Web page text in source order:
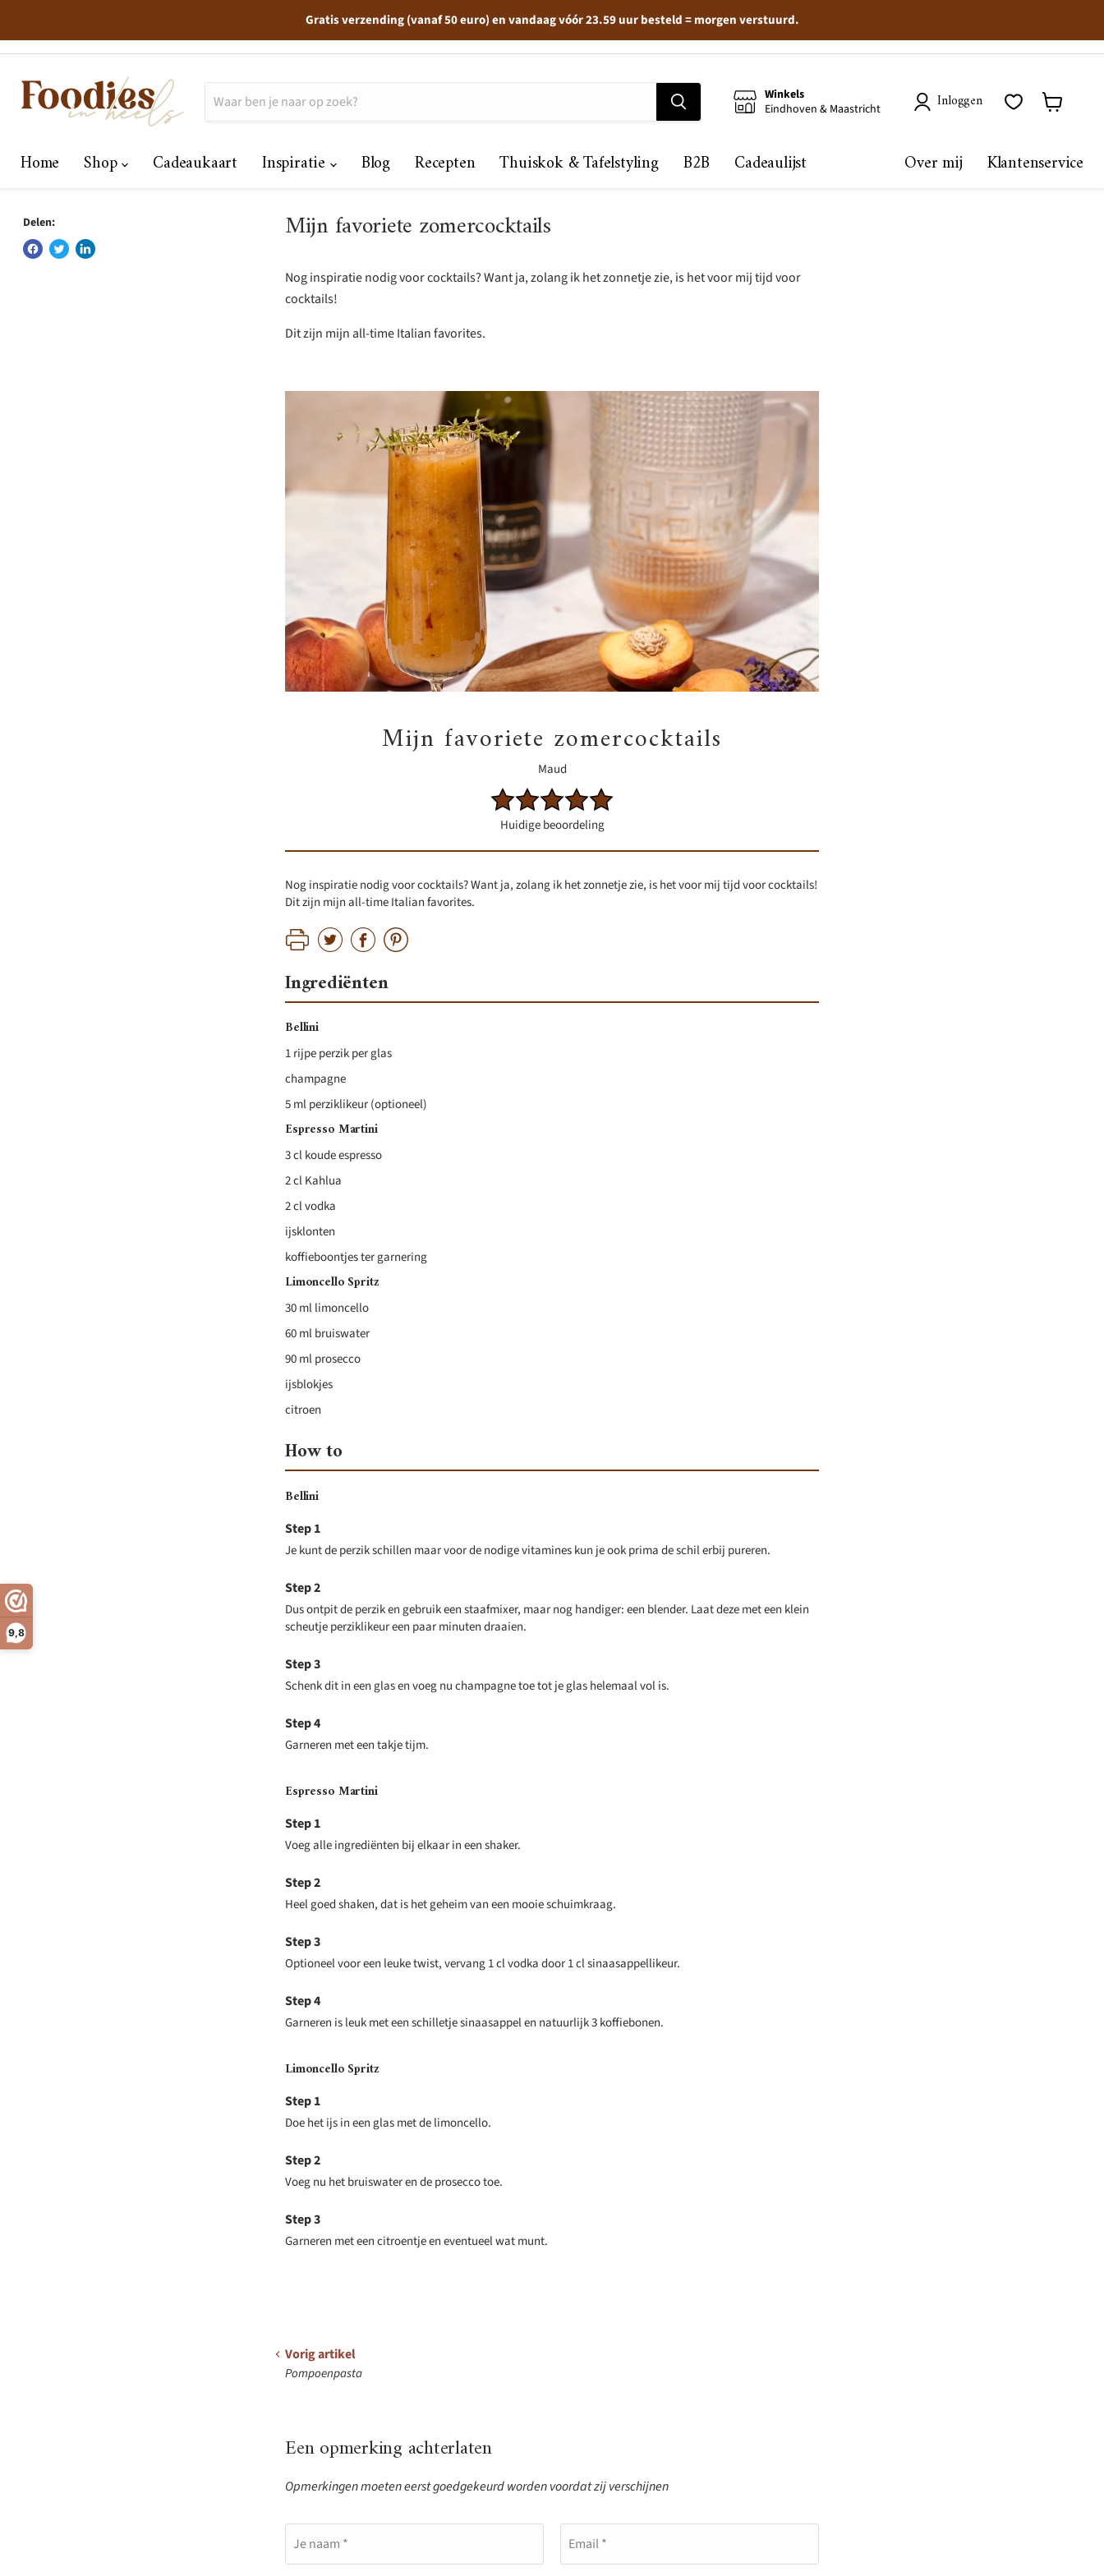
9,8
Gratis verzending (vanaf 50 euro) en vandaag vóór 23.59 uur besteld = morgen verstuurd.
Winkels
Eindhoven & Maastricht
Inloggen
Home Shop Cadeaukaart Inspiratie Blog Recepten Thuiskok & Tafelstyling B2B Cadeaulijst Over mij Klantenservice
Delen: Mijn favoriete zomercocktails
Nog inspiratie nodig voor cocktails? Want ja, zolang ik het zonnetje zie, is het voor mij tijd voor
cocktails!
Dit zijn mijn all-time Italian favorites.
Mijn favoriete zomercocktails
Maud
Huidige beoordeling
Nog inspiratie nodig voor cocktails? Want ja, zolang ik het zonnetje zie, is het voor mij tijd voor cocktails!
Dit zijn mijn all-time Italian favorites.
Ingrediënten
Bellini
1 rijpe perzik per glas
champagne
5 ml perziklikeur (optioneel)
Espresso Martini
3 cl koude espresso
2 cl Kahlua
2 cl vodka
ijsklonten
koffieboontjes ter garnering
Limoncello Spritz
30 ml limoncello
60 ml bruiswater
90 ml prosecco
ijsblokjes
citroen
How to
Bellini
Je kunt de perzik schillen maar voor de nodige vitamines kun je ook prima de schil erbij pureren.
Dus ontpit de perzik en gebruik een staafmixer, maar nog handiger: een blender. Laat deze met een klein
scheutje perziklikeur een paar minuten draaien.
Schenk dit in een glas en voeg nu champagne toe tot je glas helemaal vol is.
Garneren met een takje tijm.
Espresso Martini
Voeg alle ingrediënten bij elkaar in een shaker.
Heel goed shaken, dat is het geheim van een mooie schuimkraag.
Optioneel voor een leuke twist, vervang 1 cl vodka door 1 cl sinaasappellikeur.
Garneren is leuk met een schilletje sinaasappel en natuurlijk 3 koffiebonen.
Limoncello Spritz
Doe het ijs in een glas met de limoncello.
Voeg nu het bruiswater en de prosecco toe.
Garneren met een citroentje en eventueel wat munt.
Vorig artikel
Pompoenpasta
Een opmerking achterlaten
Opmerkingen moeten eerst goedgekeurd worden voordat zij verschijnen
Je naam * Email *